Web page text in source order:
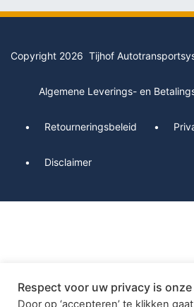
Copyright 2026 Tijhof
Algemene Leverings- en
Retourneringsbeleid
Disclaimer
Respect voor uw privacy is
Door op ‘accepteren’ te klikken